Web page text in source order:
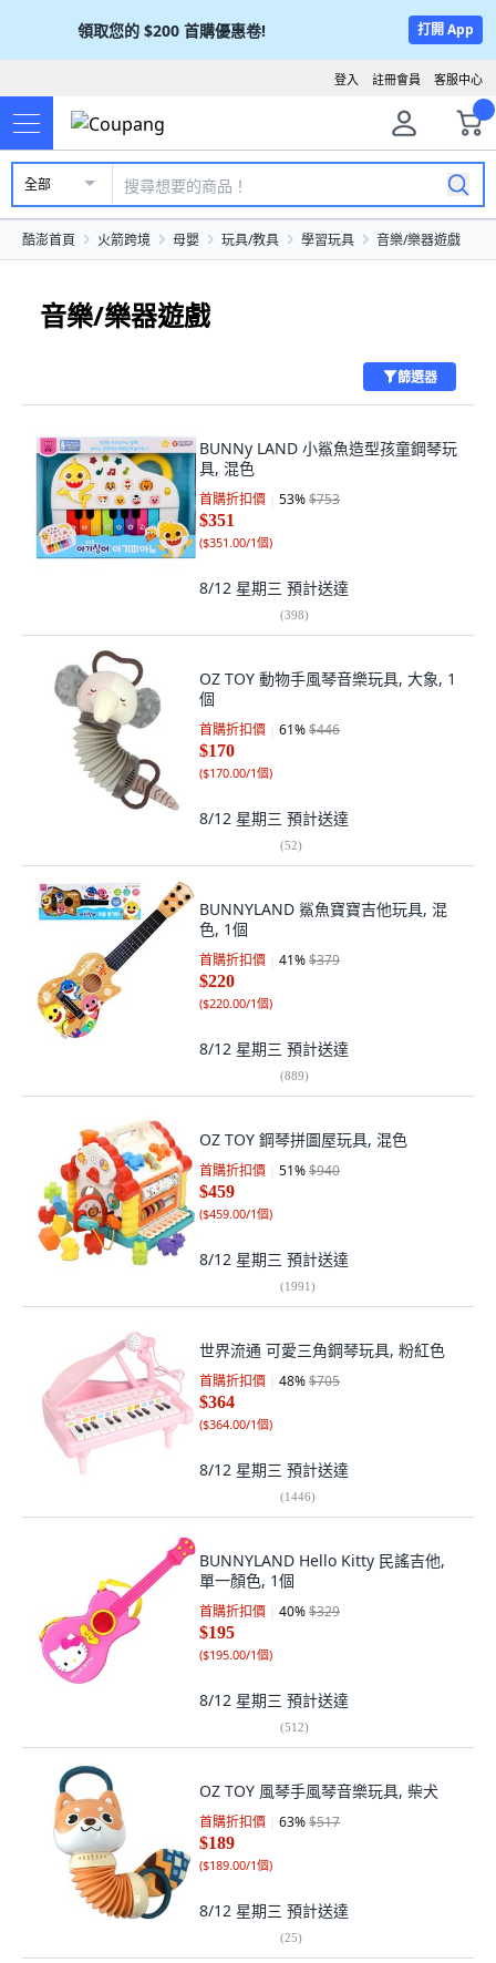
領取您的 $200 首購優惠卷! 打開 App
客服中心
註冊會員
登入
全部
酷澎首頁 火箭跨境 母嬰 玩具/教具 學習玩具 音樂/樂器遊戲
音樂/樂器遊戲
篩選器
BUNNy LAND 小鯊魚造型孩童鋼琴玩
具, 混色
首購折扣價 53%$753
$351
($351.00/1個)
8/12 星期三 預計送達
(398)
OZ TOY 動物手風琴音樂玩具, 大象, 1
個
首購折扣價 61%$446
$170
($170.00/1個)
8/12 星期三 預計送達
(52)
BUNNYLAND 鯊魚寶寶吉他玩具, 混
色, 1個
首購折扣價 41%$379
$220
($220.00/1個)
8/12 星期三 預計送達
(889)
OZ TOY 鋼琴拼圖屋玩具, 混色
首購折扣價 51%$940
$459
($459.00/1個)
8/12 星期三 預計送達
(1991)
世界流通 可愛三角鋼琴玩具, 粉紅色
首購折扣價 48%$705
$364
($364.00/1個)
8/12 星期三 預計送達
(1446)
BUNNYLAND Hello Kitty 民謠吉他,
單一顏色, 1個
首購折扣價 40%$329
$195
($195.00/1個)
8/12 星期三 預計送達
(512)
OZ TOY 風琴手風琴音樂玩具, 柴犬
首購折扣價 63%$517
$189
($189.00/1個)
8/12 星期三 預計送達
(25)